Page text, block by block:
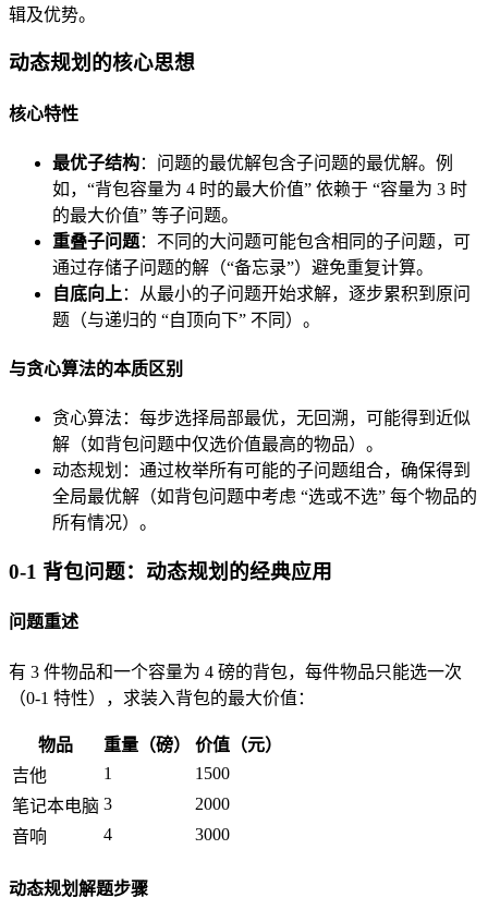
辑及优势。
动态规划的核心思想
核心特性
最优子结构：问题的最优解包含子问题的最优解。例
如，“背包容量为 4 时的最大价值” 依赖于 “容量为 3 时
的最大价值” 等子问题。
重叠子问题：不同的大问题可能包含相同的子问题，可
通过存储子问题的解（“备忘录”）避免重复计算。
自底向上 ：从最小的子问题开始求解，逐步累积到原问
题（与递归的 “自顶向下” 不同）。
与贪心算法的本质区别
贪心算法：每步选择局部最优，无回溯，可能得到近似
解（如背包问题中仅选价值最高的物品）。
动态规划：通过枚举所有可能的子问题组合，确保得到
全局最优解（如背包问题中考虑 “选或不选” 每个物品的
所有情况）。
0-1 背包问题：动态规划的经典应用
问题重述
有 3 件物品和一个容量为 4 磅的背包，每件物品只能选一次
（0-1 特性），求装入背包的最大价值：
物品 重量（磅）
价值（元）
吉他
1
1500
笔记本电脑 3
2000
音响
4 3000
动态规划解题步骤